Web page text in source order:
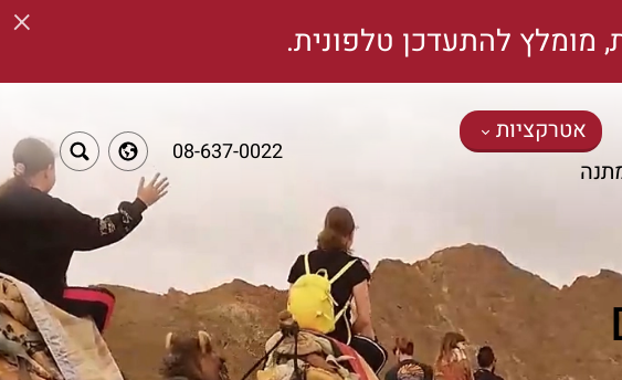
× מומלץ להתעדכן טלפונית.
אטרקציות
08-637-0022